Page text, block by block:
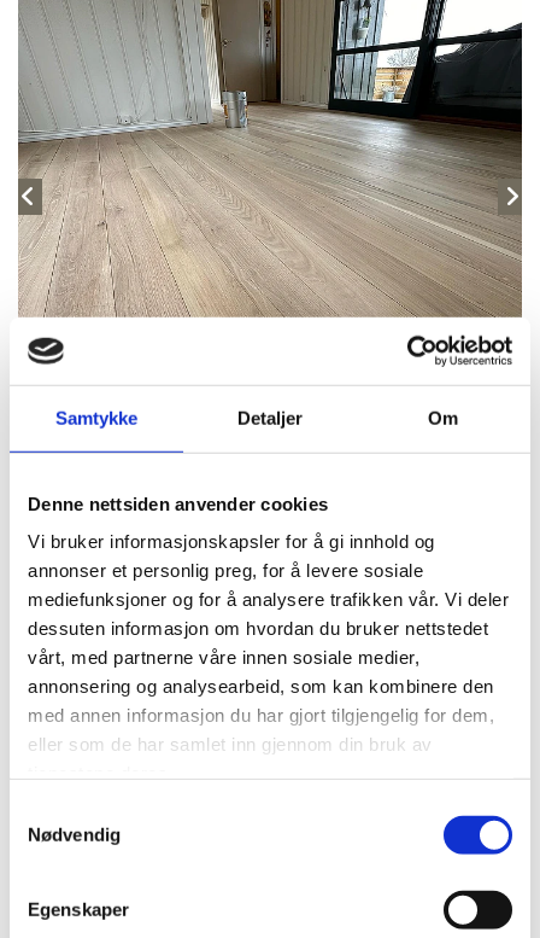
Samtykke Detaljer Om
Denne nettsiden anvender cookies
Vi bruker informasjonskapsler for å gi innhold og
annonser et personlig preg, for å levere sosiale
mediefunksjoner og for å analysere trafikken vår. Vi deler
dessuten informasjon om hvordan du bruker nettstedet
vårt, med partnerne våre innen sosiale medier,
annonsering og analysearbeid, som kan kombinere den
med annen informasjon du har gjort tilgjengelig for dem,
eller som de har samlet inn gjennom din bruk av
Nødvendig
Egenskaper
GULVSLIPING
Sliping av hyttegulv i Kragerø.